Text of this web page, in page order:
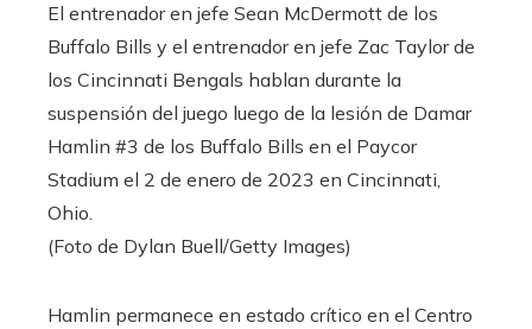
El entrenador en jefe Sean McDermott de los
Buffalo Bills y el entrenador en jefe Zac Taylor de
los Cincinnati Bengals hablan durante la
suspensión del juego luego de la lesión de Damar
Hamlin #3 de los Buffalo Bills en el Paycor
Stadium el 2 de enero de 2023 en Cincinnati,
Ohio.
(Foto de Dylan Buell/Getty Images)
Hamlin permanece en estado crítico en el Centro